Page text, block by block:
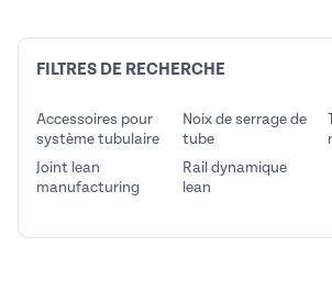
FILTRES DE RECHERCHE
Accessoires pour
système tubulaire
Joint lean
manufacturing
Noix de serrage de
tube
Rail dynamique
lean